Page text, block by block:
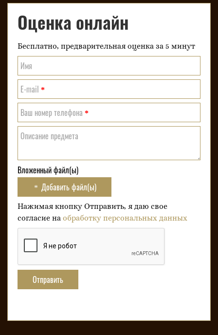
Оценка онлайн
Бесплатно, предварительная оценка за 5 минут
Имя
E-mail *
Ваш номер телефона *
Описание предмета
Вложенный файл(ы)
Добавить файл(ы)
Нажимая кнопку Отправить, я даю свое
согласие на обработку персональных данных
Отправить